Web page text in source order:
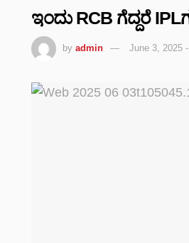
ಇಂದು RCB ಗೆದ್ದರೆ
by admin June 3, 2025